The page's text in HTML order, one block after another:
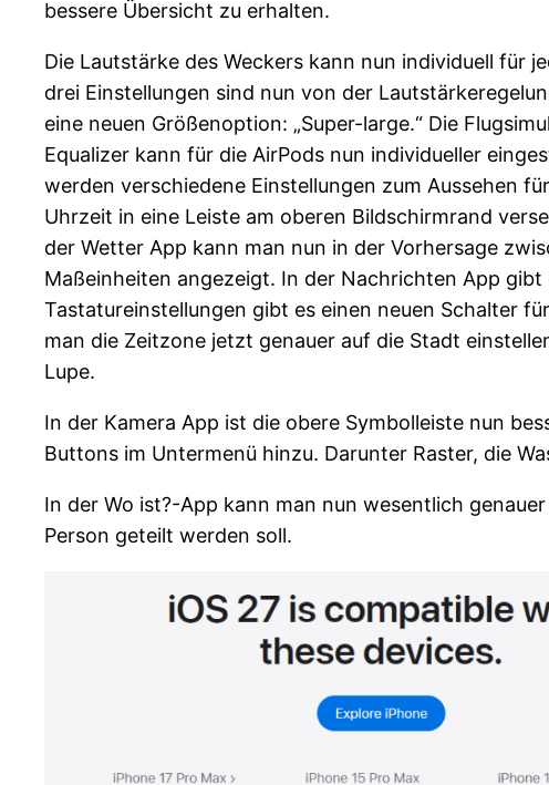
bessere Übersicht zu erhalten.
Die Lautstärke des Weckers kann nun individuell für
drei Einstellungen sind nun von der
eine neuen Größenoption: „Super-large.“ Die
Equalizer kann für die AirPods nun individueller
werden verschiedene Einstellungen zum Aussehen
Uhrzeit in eine Leiste am oberen Bildschirmrand
der Wetter App kann man nun in der Vorhersage
Maßeinheiten angezeigt. In der Nachrichten App
Tastatureinstellungen gibt es einen neuen Schalter
man die Zeitzone jetzt genauer auf die Stadt
Lupe.
In der Kamera App ist die obere Symbolleiste nun
Buttons im Untermenü hinzu. Darunter Raster, die
In der Wo ist?-App kann man nun wesentlich
Person geteilt werden soll.